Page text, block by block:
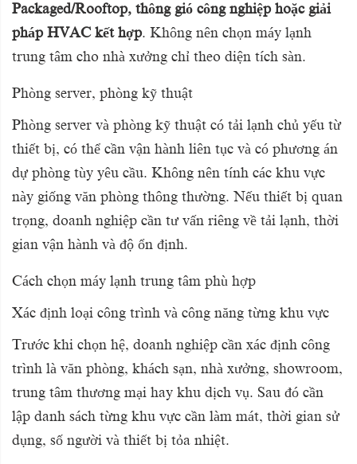
Packaged/Rooftop, thông gió công nghiệp hoặc giải
pháp HVAC kết hợp. Không nên chọn máy lạnh
trung tâm cho nhà xưởng chỉ theo diện tích sàn.
Phòng server, phòng kỹ thuật
Phòng server và phòng kỹ thuật có tải lạnh chủ yếu từ
thiết bị, có thể cần vận hành liên tục và có phương án
dự phòng tùy yêu cầu. Không nên tính các khu vực
này giống văn phòng thông thường. Nếu thiết bị quan
trọng, doanh nghiệp cần tư vấn riêng về tải lạnh, thời
gian vận hành và độ ổn định.
Cách chọn máy lạnh trung tâm phù hợp
Xác định loại công trình và công năng từng khu vực
Trước khi chọn hệ, doanh nghiệp cần xác định công
trình là văn phòng, khách sạn, nhà xưởng, showroom,
trung tâm thương mại hay khu dịch vụ. Sau đó cần
lập danh sách từng khu vực cần làm mát, thời gian sử
dụng, số người và thiết bị tỏa nhiệt.